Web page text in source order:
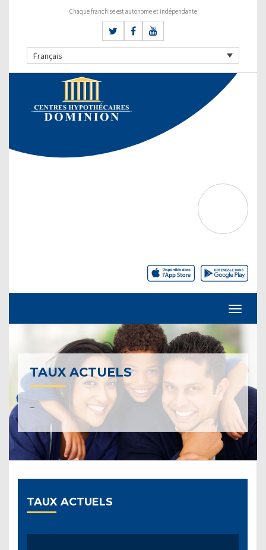
Chaque franchise est autonome et indépendante
Français
TAUX ACTUELS
–
TAUX ACTUELS